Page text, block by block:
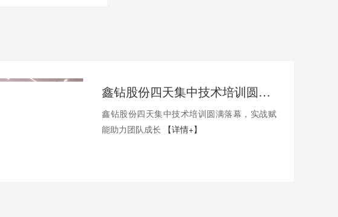
鑫钻股份四天集中技术培训圆满落幕，实战赋能助力团队成长
鑫钻股份四天集中技术培训圆满落幕，实战赋
能助力团队成长
【详情+】